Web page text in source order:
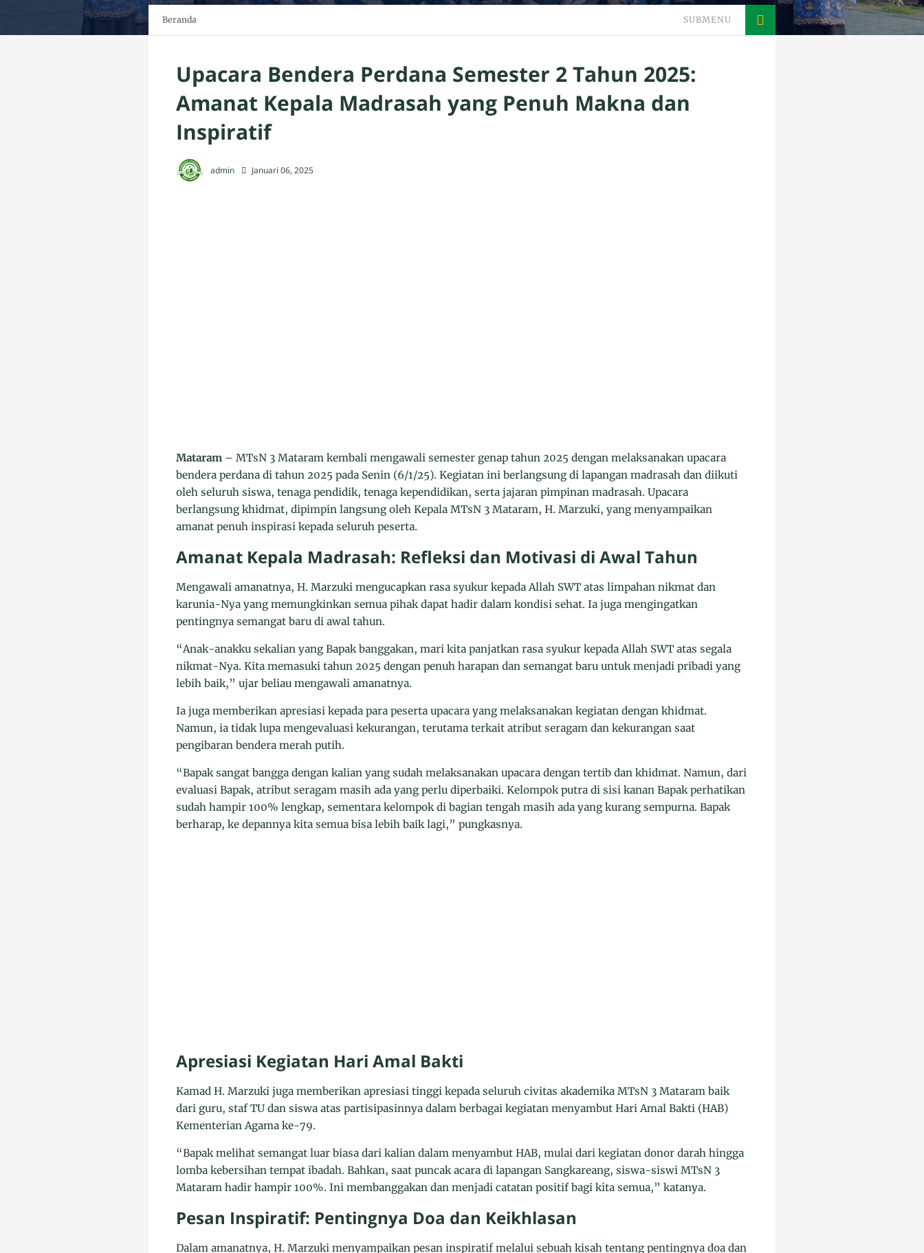
Beranda SUBMENU
Upacara Bendera Perdana Semester 2 Tahun 2025:
Amanat Kepala Madrasah yang Penuh Makna dan
Inspiratif
admin Januari 06, 2025
Mataram – MTsN 3 Mataram kembali mengawali semester genap tahun 2025 dengan melaksanakan upacara
bendera perdana di tahun 2025 pada Senin (6/1/25). Kegiatan ini berlangsung di lapangan madrasah dan diikuti
oleh seluruh siswa, tenaga pendidik, tenaga kependidikan, serta jajaran pimpinan madrasah. Upacara
berlangsung khidmat, dipimpin langsung oleh Kepala MTsN 3 Mataram, H. Marzuki, yang menyampaikan
amanat penuh inspirasi kepada seluruh peserta.
Amanat Kepala Madrasah: Refleksi dan Motivasi di Awal Tahun
Mengawali amanatnya, H. Marzuki mengucapkan rasa syukur kepada Allah SWT atas limpahan nikmat dan
karunia-Nya yang memungkinkan semua pihak dapat hadir dalam kondisi sehat. Ia juga mengingatkan
pentingnya semangat baru di awal tahun.
“Anak-anakku sekalian yang Bapak banggakan, mari kita panjatkan rasa syukur kepada Allah SWT atas segala
nikmat-Nya. Kita memasuki tahun 2025 dengan penuh harapan dan semangat baru untuk menjadi pribadi yang
lebih baik,” ujar beliau mengawali amanatnya.
Ia juga memberikan apresiasi kepada para peserta upacara yang melaksanakan kegiatan dengan khidmat.
Namun, ia tidak lupa mengevaluasi kekurangan, terutama terkait atribut seragam dan kekurangan saat
pengibaran bendera merah putih.
“Bapak sangat bangga dengan kalian yang sudah melaksanakan upacara dengan tertib dan khidmat. Namun, dari
evaluasi Bapak, atribut seragam masih ada yang perlu diperbaiki. Kelompok putra di sisi kanan Bapak perhatikan
sudah hampir 100% lengkap, sementara kelompok di bagian tengah masih ada yang kurang sempurna. Bapak
berharap, ke depannya kita semua bisa lebih baik lagi,” pungkasnya.
Apresiasi Kegiatan Hari Amal Bakti
Kamad H. Marzuki juga memberikan apresiasi tinggi kepada seluruh civitas akademika MTsN 3 Mataram baik
dari guru, staf TU dan siswa atas partisipasinnya dalam berbagai kegiatan menyambut Hari Amal Bakti (HAB)
Kementerian Agama ke-79.
“Bapak melihat semangat luar biasa dari kalian dalam menyambut HAB, mulai dari kegiatan donor darah hingga
lomba kebersihan tempat ibadah. Bahkan, saat puncak acara di lapangan Sangkareang, siswa-siswi MTsN 3
Mataram hadir hampir 100%. Ini membanggakan dan menjadi catatan positif bagi kita semua,” katanya.
Pesan Inspiratif: Pentingnya Doa dan Keikhlasan
Dalam amanatnya, H. Marzuki menyampaikan pesan inspiratif melalui sebuah kisah tentang pentingnya doa dan